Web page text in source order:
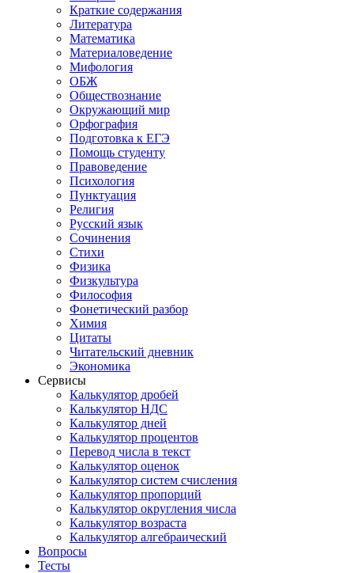
Краткие содержания
Литература
Математика
Материаловедение
Мифология
ОБЖ
Обществознание
Окружающий мир
Орфография
Подготовка к ЕГЭ
Помощь студенту
Правоведение
Психология
Пунктуация
Религия
Русский язык
Сочинения
Стихи
Физика
Физкультура
Философия
Фонетический разбор
Химия
Цитаты
Читательский дневник
Экономика
Сервисы
Калькулятор дробей
Калькулятор НДС
Калькулятор дней
Калькулятор процентов
Перевод числа в текст
Калькулятор оценок
Калькулятор систем счисления
Калькулятор пропорций
Калькулятор округления числа
Калькулятор возраста
Калькулятор алгебраический
Вопросы
Тесты